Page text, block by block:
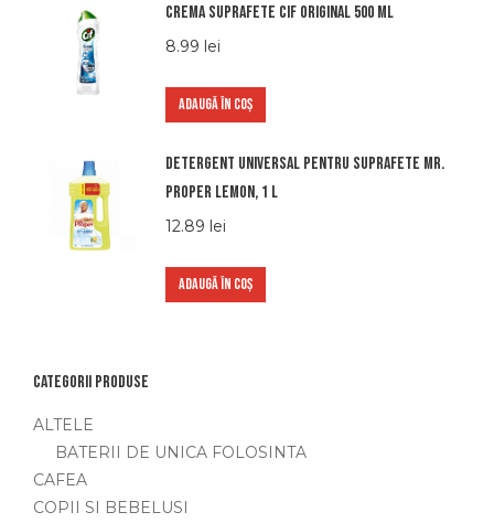
Crema suprafete Cif Original 500 ml
8.99 lei
ADAUGĂ ÎN COȘ
Detergent universal pentru suprafete Mr.
Proper Lemon, 1 l
12.89 lei
ADAUGĂ ÎN COȘ
Categorii produse
ALTELE
BATERII DE UNICA FOLOSINTA
CAFEA
COPII SI BEBELUSI